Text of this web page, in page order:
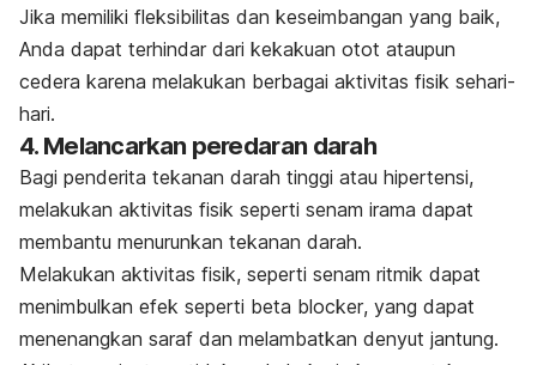
Jika memiliki fleksibilitas dan keseimbangan yang baik,
Anda dapat terhindar dari kekakuan otot ataupun
cedera karena melakukan berbagai aktivitas fisik sehari-
hari.
4. Melancarkan peredaran darah
Bagi penderita tekanan darah tinggi atau hipertensi,
melakukan aktivitas fisik seperti senam irama dapat
membantu menurunkan tekanan darah.
Melakukan aktivitas fisik, seperti senam ritmik dapat
menimbulkan efek seperti beta blocker, yang dapat
menenangkan saraf dan melambatkan denyut jantung.